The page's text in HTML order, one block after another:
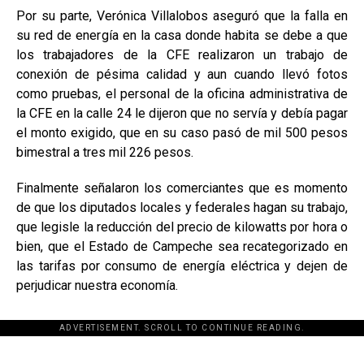
Por su parte, Verónica Villalobos aseguró que la falla en
su red de energía en la casa donde habita se debe a que
los trabajadores de la CFE realizaron un trabajo de
conexión de pésima calidad y aun cuando llevó fotos
como pruebas, el personal de la oficina administrativa de
la CFE en la calle 24 le dijeron que no servía y debía pagar
el monto exigido, que en su caso pasó de mil 500 pesos
bimestral a tres mil 226 pesos.
Finalmente señalaron los comerciantes que es momento
de que los diputados locales y federales hagan su trabajo,
que legisle la reducción del precio de kilowatts por hora o
bien, que el Estado de Campeche sea recategorizado en
las tarifas por consumo de energía eléctrica y dejen de
perjudicar nuestra economía.
ADVERTISEMENT. SCROLL TO CONTINUE READING.